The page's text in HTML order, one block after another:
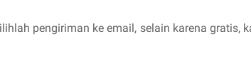
pengiriman ke email, selain karena gratis,